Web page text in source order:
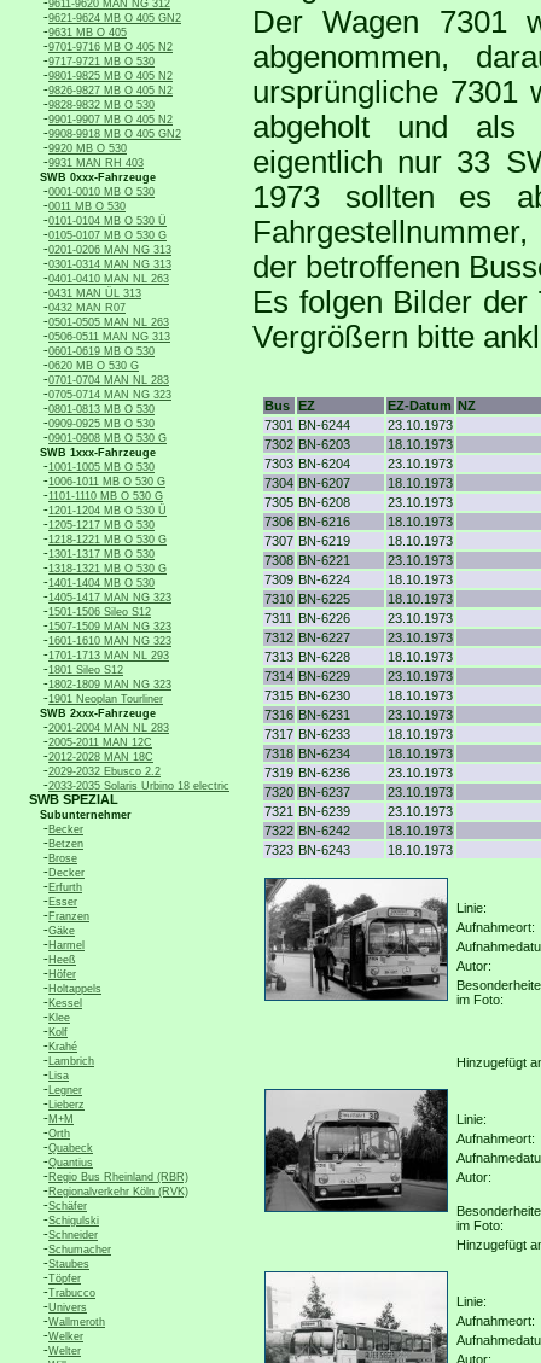
9611-9620 MAN NG 312
-9621-9624 MB O 405 GN2
-9631 MB O 405
-9701-9716 MB O 405 N2
-9717-9721 MB O 530
-9801-9825 MB O 405 N2
-9826-9827 MB O 405 N2
-9828-9832 MB O 530
-9901-9907 MB O 405 N2
-9908-9918 MB O 405 GN2
-9920 MB O 530
-9931 MAN RH 403
SWB 0xxx-Fahrzeuge
-0001-0010 MB O 530
-0011 MB O 530
-0101-0104 MB O 530 Ü
-0105-0107 MB O 530 G
-0201-0206 MAN NG 313
-0301-0314 MAN NG 313
-0401-0410 MAN NL 263
-0431 MAN ÜL 313
-0432 MAN R07
-0501-0505 MAN NL 263
-0506-0511 MAN NG 313
-0601-0619 MB O 530
-0620 MB O 530 G
-0701-0704 MAN NL 283
-0705-0714 MAN NG 323
-0801-0813 MB O 530
-0909-0925 MB O 530
-0901-0908 MB O 530 G
SWB 1xxx-Fahrzeuge
-1001-1005 MB O 530
-1006-1011 MB O 530 G
-1101-1110 MB O 530 G
-1201-1204 MB O 530 Ü
-1205-1217 MB O 530
-1218-1221 MB O 530 G
-1301-1317 MB O 530
-1318-1321 MB O 530 G
-1401-1404 MB O 530
-1405-1417 MAN NG 323
-1501-1506 Sileo S12
-1507-1509 MAN NG 323
-1601-1610 MAN NG 323
-1701-1713 MAN NL 293
-1801 Sileo S12
-1802-1809 MAN NG 323
-1901 Neoplan Tourliner
SWB 2xxx-Fahrzeuge
-2001-2004 MAN NL 283
-2005-2011 MAN 12C
-2012-2028 MAN 18C
-2029-2032 Ebusco 2.2
-2033-2035 Solaris Urbino 18 electric
SWB SPEZIAL
Subunternehmer
-Becker
-Betzen
-Brose
-Decker
-Erfurth
-Esser
-Franzen
-Gäke
-Harmel
-Heeß
-Höfer
-Holtappels
-Kessel
-Klee
-Kolf
-Krahé
-Lambrich
-Lisa
-Legner
-Lieberz
-M+M
-Orth
-Quabeck
-Quantius
-Regio Bus Rheinland (RBR)
-Regionalverkehr Köln (RVK)
-Schäfer
-Schigulski
-Schneider
-Schumacher
-Staubes
-Töpfer
-Trabucco
-Univers
-Wallmeroth
-Welker
-Welter
Der Wagen 7301
abgenommen,
ursprüngliche 7301
abgeholt und als
eigentlich nur 33
1973 sollten es
der betroffenen
Es folgen Bilder
Vergrößern bitte
Bus EZ EZ-Datum NZ
7301 BN-6244
23.10.1973
7302 BN-6203
18.10.1973
7303 BN-6204
23.10.1973
7304 BN-6207
18.10.1973
7305 BN-6208
23.10.1973
7306 BN-6216
18.10.1973
7307 BN-6219
18.10.1973
7308 BN-6221
23.10.1973
7309 BN-6224
18.10.1973
7310 BN-6225
18.10.1973
7311
BN-6226
23.10.1973
7312 BN-6227
23.10.1973
7313 BN-6228
18.10.1973
7314 BN-6229
23.10.1973
7315 BN-6230
18.10.1973
7316 BN-6231
23.10.1973
7317 BN-6233
18.10.1973
7318 BN-6234
18.10.1973
7319 BN-6236
23.10.1973
7320 BN-6237
23.10.1973
7321 BN-6239
23.10.1973
7322 BN-6242
18.10.1973
7323 BN-6243 18.10.1973
Linie:
Aufnahmeort:
Autor:
im Foto:
Hinzugefügt
Linie:
Aufnahmeort:
Autor:
im Foto:
Hinzugefügt
Linie:
Aufnahmeort:
Autor: